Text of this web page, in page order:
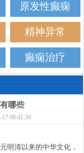
原发性癫痫
精神异常
癫痫治疗
哪些
08:41:34
清以来的中华文化，